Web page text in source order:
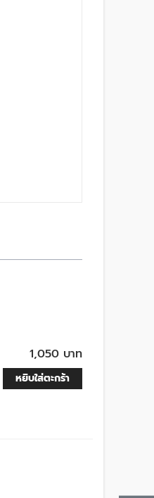
1,050 บาท
หยิบใส่ตะกร้า